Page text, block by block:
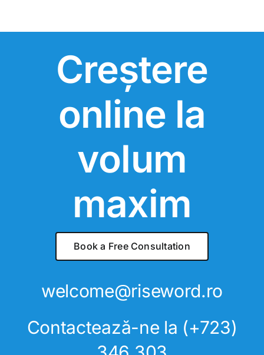
Creștere
online la
volum
maxim
Book a Free Consultation
welcome@riseword.ro
Contactează-ne la(+723)
346303